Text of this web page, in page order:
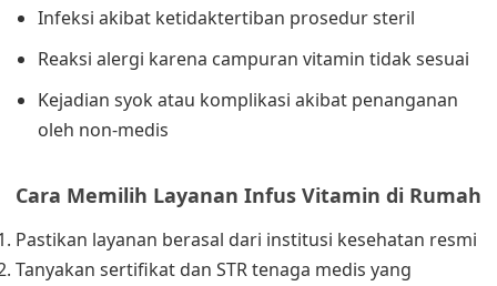
Infeksi akibat ketidaktertiban prosedur steril
Reaksi alergi karena campuran vitamin tidak sesuai
Kejadian syok atau komplikasi akibat penanganan
oleh non-medis
Cara Memilih Layanan Infus Vitamin di Rumah
Pastikan layanan berasal dari institusi kesehatan resmi
Tanyakan sertifikat dan STR tenaga medis yang